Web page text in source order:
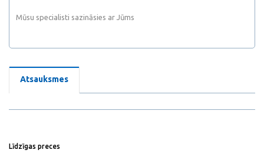
Mūsu specialisti sazināsies ar Jūms
Atsauksmes
Līdzīgas preces